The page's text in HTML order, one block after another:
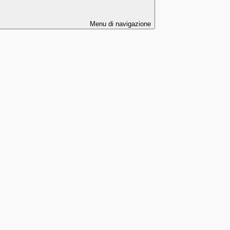
Menu di navigazione